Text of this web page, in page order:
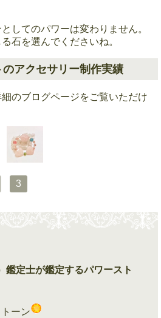
してのパワーは変わりません。
石を選んでくださいね。
アクセサリー制作実績
のブログページをご覧いただけ
3
鑑定士が鑑定するパワースト
ーン